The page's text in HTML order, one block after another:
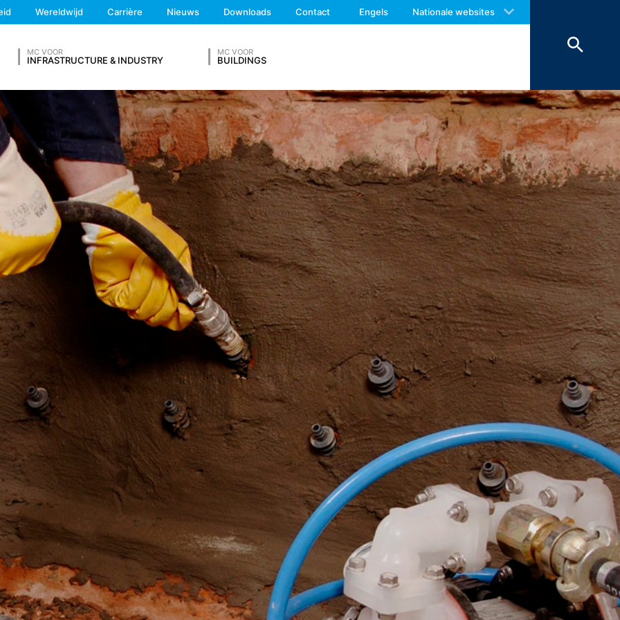
Wereldwijd Carrière Nieuws Downloads Contact Engels Nationale websites
MC VOOR
INFRASTRUCTURE & INDUSTRY
MC VOOR
BUILDINGS
browser automatisch aan ons overdraagt. Dit zijn:
met andere gegevensbronnen.
7 dagen opgeslagen en worden vervolgens gewist. De gegevens worden om veiligheidsredenen
kunnen ophelderen. Indien de gegevens om redenen van bewijs dienen te worden bewaard, worden deze
definitief is opgehelderd. Gedurende deze periode wordt de verwerking beperkt.
op vrijwillige basis online contact met ons op te nemen. In het kader van het contactformulier registreren
adresgegevens, telefoonnummer, e-mailadres), het onderwerp en de inhoud van uw bericht, alsmede
Wij maken gebruik van deze gegevens om uw aanvraag te beantwoorden. Met de verwerking van de
om uw aanvragen te beantwoorden (Art. 6 lid 1 lit. f AVG). Bovendien zijn wij verplicht om deze te
(Art. 6 lid 1 lit. c AVG). De gegevens verstrekken wij aan onze hosting-dienstverlener die wij de
te hosten. Er worden geen gegevens aan derden doorgegeven. De bovengenoemde gegevens zullen
10 jaar bewaren en daarna wissen. Een overdracht naar derde landen buiten de Europese Economische
van de websiteanalysedienst Google Analytics. Deze wordt aangeboden door Google Inc., 1600
94043, VS. Google Analytics maakt gebruik van zogenaamde “Cookies”. Dat zijn tekstbestandjes die op
mogelijk maken om te analyseren hoe u de website gebruikt. De door de cookie verzamelde informatie
doorgaans naar een server van Google in de VS overgedragen en daar opgeslagen.
gebeurt op basis van Art. 6 lid 1 lit. f AVG. De exploitant van de website heeft een rechtmatig belang bij
zijn internetaanbod als zijn reclame te optimaliseren.
anonimisering geactiveerd. Daardoor wordt uw IP-adres door Google binnen de lidstaten van de Europese
over de Europese Economische Ruimte vóór de overdracht naar de VS ingekort. Slechts in
IP-adres aan een server van Google in de VS overgedragen en daar ingekort. In opdracht van de
deze informatie om bij te houden hoe u de website gebruikt, om rapporten over de websiteactiviteiten
en internetgebruik samenhangende diensten aan te bieden aan de website-exploitant. Het in het kader
IP-adres wordt niet met andere gegevens van Google samengevoegd.
als u dit zo instelt in uw internetbrowser; wij wijzen u er echter op dat u in dat geval eventueel niet alle
benutten. Bovendien kunt u de registratie door Google van de door de cookie gegenereerde
IN
Achternaam*
Telefoonnummer
Feel free to contact us again should you find necessary.